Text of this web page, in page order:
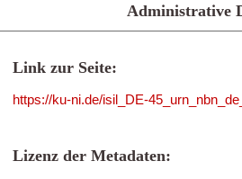
Administrative
Link zur Seite:
https://ku-ni.de/isil_DE-
Lizenz der Metadaten: